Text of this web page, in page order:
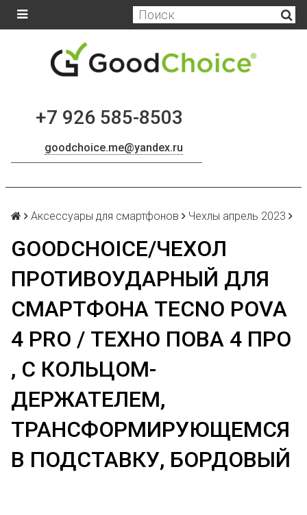
+7 926 585-8503
goodchoice.me@yandex.ru
Аксессуары для смартфонов Чехлы апрель 2023
GOODCHOICE/ЧЕХОЛ
ПРОТИВОУДАРНЫЙ ДЛЯ
СМАРТФОНА TECNO POVA
4 PRO / ТЕХНО ПОВА 4 ПРО
, С КОЛЬЦОМ-
ДЕРЖАТЕЛЕМ,
ТРАНСФОРМИРУЮЩЕМСЯ
В ПОДСТАВКУ, БОРДОВЫЙ